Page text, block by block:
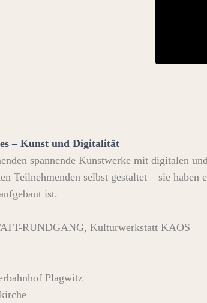
– Kunst und Digitalität
spannende Kunstwerke mit digitalen
Teilnehmenden selbst gestaltet – sie
ist.
RUNDGANG, Kulturwerkstatt KAOS
Plagwitz